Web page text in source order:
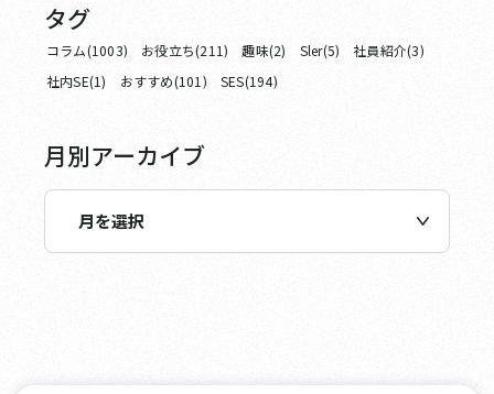
タグ
コラム(1003) お役立ち(211) 趣味(2) Sler(5)
社員紹介(3)
社内SE(1)
おすすめ(101) SES(194)
月別アーカイブ